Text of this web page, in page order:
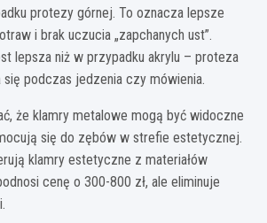
protezy górnej. To oznacza lepsze
i brak uczucia „zapchanych ust”.
lepsza niż w przypadku akrylu – proteza
podczas jedzenia czy mówienia.
że klamry metalowe mogą być widoczne
się do zębów w strefie estetycznej.
klamry estetyczne z materiałów
cenę o 300-800 zł, ale eliminuje